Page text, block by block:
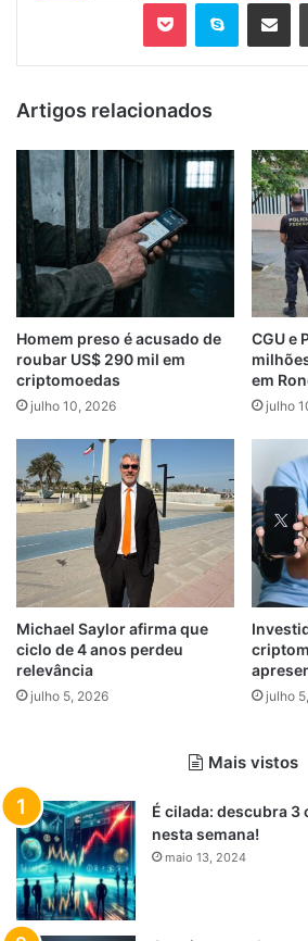
Artigos relacionados
Homem preso é acusado de
roubar US$ 290 mil em
criptomoedas
julho 10, 2026
CGU e
em
julho
Michael Saylor afirma que
ciclo de 4 anos perdeu
relevância
julho 5, 2026 julho
Mais vistos
É cilada: descubra
nesta semana!
maio 13, 2024